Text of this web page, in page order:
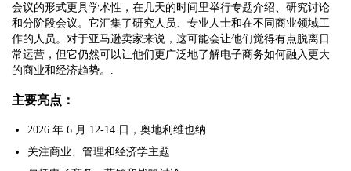
会议的形式更具学术性，在几天的时间里举行专题介绍、研究讨论
和分阶段会议。它汇集了研究人员、专业人士和在不同商业领域工
作的人员。对于亚马逊卖家来说，这可能会让他们觉得有点脱离日
常运营，但它仍然可以让他们更广泛地了解电子商务如何融入更大
的商业和经济趋势。.
主要亮点：
2026 年 6 月 12-14 日，奥地利维也纳
关注商业、管理和经济学主题